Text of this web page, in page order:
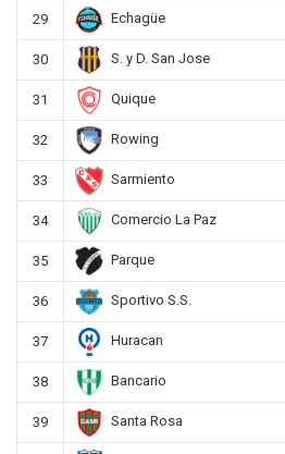
29 Echagüe
30 S. y D. San Jose
31 Quique
32 Rowing
33 Sarmiento
34 Comercio La Paz
35 Parque
36 Sportivo S.S.
37 Huracan
38 Bancario
39 Santa Rosa